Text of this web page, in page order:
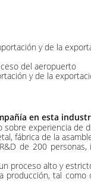
y de la
del aeropuerto
y de la
en esta
sobre experiencia de
fábrica de la
de 200
proceso alto y
producción, tal